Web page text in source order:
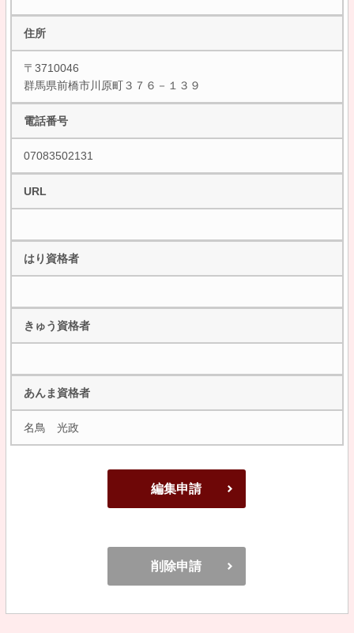
住所
〒3710046
群馬県前橋市川原町３７６－１３９
電話番号
07083502131
URL
はり資格者
きゅう資格者
あんま資格者
名鳥 光政
編集申請
削除申請